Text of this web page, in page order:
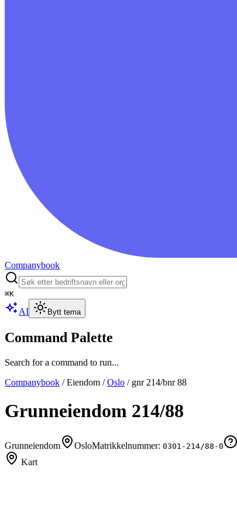
Companybook
⌘K
AI Bytt tema
Command Palette
Search for a command to run...
Companybook /Eiendom /Oslo / gnr 214/bnr88
Grunneiendom 214/88
Grunneiendom OsloMatrikkelnummer: 0301-214/88-0
Kart